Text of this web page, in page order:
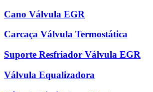
Cano Válvula EGR
Carcaça Válvula Termostática
Suporte Resfriador Válvula EGR
Válvula Equalizadora